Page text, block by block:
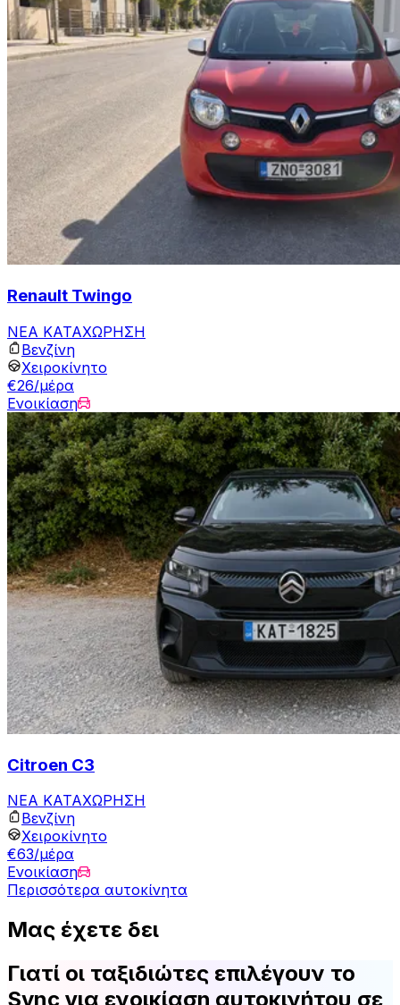
Renault Twingo
ΝΕΑ ΚΑΤΑΧΩΡΗΣΗ
Βενζίνη
Χειροκίνητο
€26/μέρα
Ενοικίαση
Citroen C3
ΝΕΑ ΚΑΤΑΧΩΡΗΣΗ
Βενζίνη
Χειροκίνητο
€63/μέρα
Ενοικίαση
Περισσότερα αυτοκίνητα
Μας έχετε δει
Γιατί οι ταξιδιώτες επιλέγουν το
Sync για ενοικίαση αυτοκινήτου σε